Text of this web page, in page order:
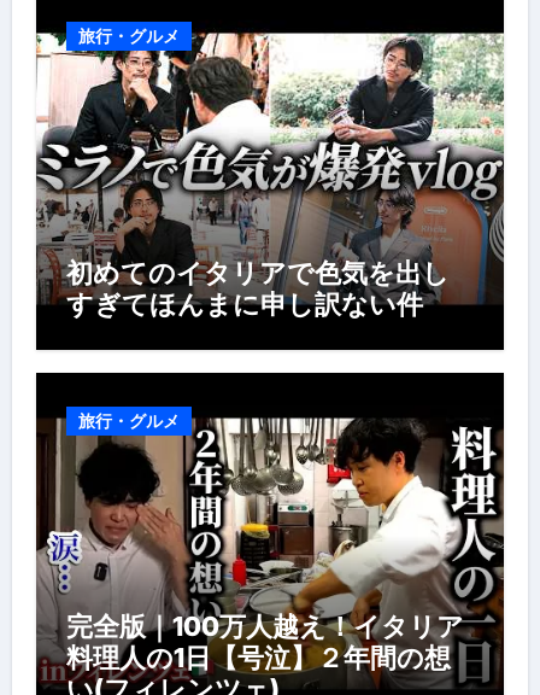
旅行・グルメ
初めてのイタリアで色気を出し
すぎてほんまに申し訳ない件
旅行・グルメ
完全版｜100万人越え！イタリア
料理人の1日【号泣】２年間の想